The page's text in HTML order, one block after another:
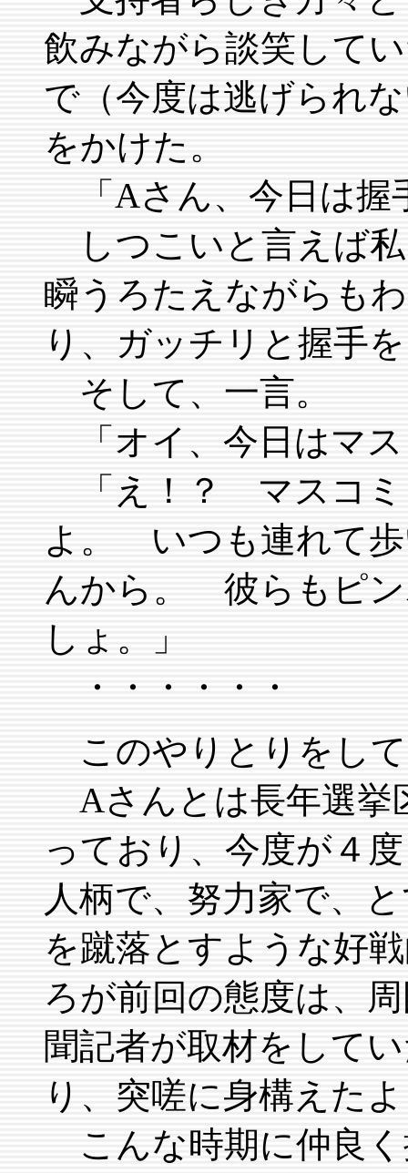
飲みながら談笑して
で（今度は逃げられ
をかけた。
「Aさん、今日は握
しつこいと言えば
瞬うろたえながらも
り、ガッチリと握手
そして、一言。
「オイ、今日はマ
「え！？ マスコ
よ。 いつも連れて
んから。 彼らもピ
しょ。」
・・・・・・
このやりとりをし
Aさんとは長年選挙
っており、今度が４
人柄で、努力家で、
を蹴落とすような好
ろが前回の態度は、
聞記者が取材をして
り、突嗟に身構えた
こんな時期に仲良